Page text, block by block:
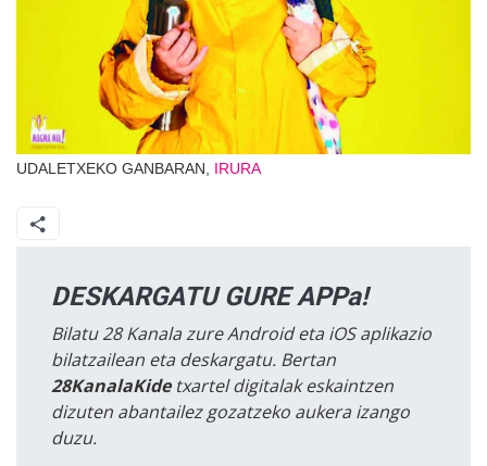
UDALETXEKO GANBARAN, IRURA
DESKARGATU GURE APPa!
Bilatu 28 Kanala zure Android eta iOS aplikazio
bilatzailean eta deskargatu. Bertan
28KanalaKidetxartel digitalak eskaintzen
dizuten abantailez gozatzeko aukera izango
duzu.